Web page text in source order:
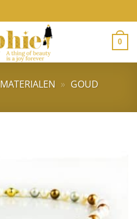
0
MATERIALEN » GOUD